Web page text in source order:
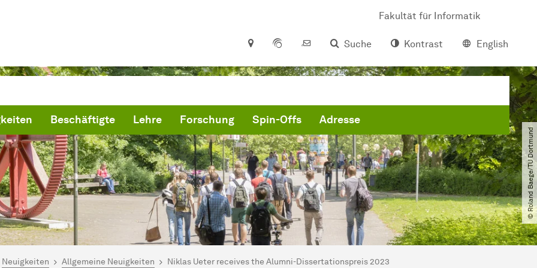
Fakultät für Informatik
Suche
Kontrast English
Beschäftigte Lehre Forschung Spin-Offs Adresse
© Roland Baege​/​TU Dortmund
hier:
Neuigkeiten Allgemeine Neuigkeiten Niklas Ueter receives the Alumni-Dissertationspreis 2023